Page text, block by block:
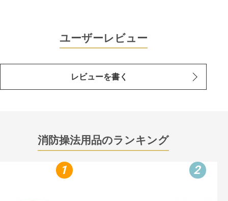
ユーザーレビュー
レビューを書く
消防操法用品のランキング
1 2